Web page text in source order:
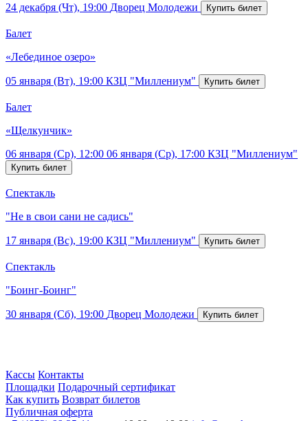
24 декабря (Чт), 19:00 Дворец Молодежи
Балет
«Лебединое озеро»
05 января (Вт), 19:00 КЗЦ "Миллениум"
Балет
«Щелкунчик»
06 января (Ср), 12:00 06 января (Ср), 17:00 КЗЦ "Миллениум"
Спектакль
"Не в свои сани не садись"
17 января (Вс), 19:00 КЗЦ "Миллениум"
Спектакль
"Боинг-Боинг"
30 января (Сб), 19:00 Дворец Молодежи
Кассы Контакты
Площадки Подарочный сертификат
Как купить Возврат билетов
Публичная оферта